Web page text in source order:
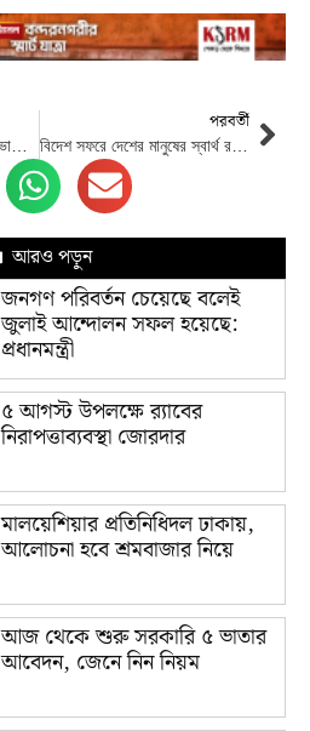
পরবর্তী
বিদেশ সফরে দেশের মানুষের স্বার্থ রক্ষার চেষ্টা করেছি : প্রধানমন্ত্রী
আরও পড়ুন
জনগণ পরিবর্তন চেয়েছে বলেই
জুলাই আন্দোলন সফল হয়েছে:
প্রধানমন্ত্রী
৫ আগস্ট উপলক্ষে র‌্যাবের
নিরাপত্তাব্যবস্থা জোরদার
মালয়েশিয়ার প্রতিনিধিদল ঢাকায়,
আলোচনা হবে শ্রমবাজার নিয়ে
আজ থেকে শুরু সরকারি ৫ ভাতার
আবেদন, জেনে নিন নিয়ম